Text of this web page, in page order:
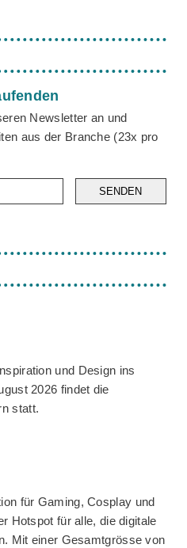
Newsletter an und
aus der Branche (23x pro
SENDEN
und Design ins
2026 findet die
statt.
für Gaming, Cosplay und
Hotspot für alle, die digitale
Mit einer Gesamtgrösse von